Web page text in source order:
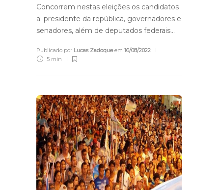
Concorrem nestas eleições os candidatos
a: presidente da república, governadores e
senadores, além de deputados federais…
Publicado por Lucas Zadoqueem 16/08/2022
5 min